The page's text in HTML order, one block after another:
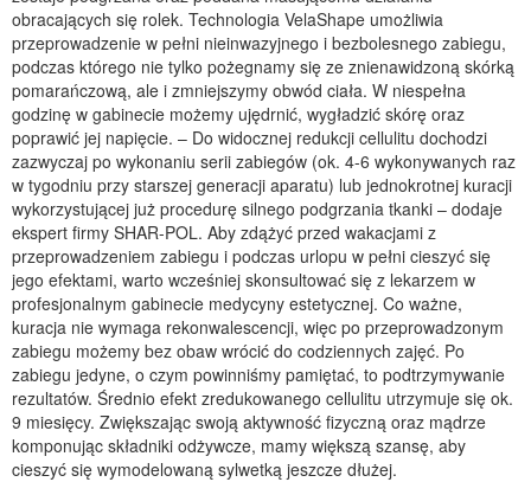
obracających się rolek. Technologia VelaShape umożliwia
przeprowadzenie w pełni nieinwazyjnego i bezbolesnego zabiegu,
podczas którego nie tylko pożegnamy się ze znienawidzoną skórką
pomarańczową, ale i zmniejszymy obwód ciała. W niespełna
godzinę w gabinecie możemy ujędrnić, wygładzić skórę oraz
poprawić jej napięcie. – Do widocznej redukcji cellulitu dochodzi
zazwyczaj po wykonaniu serii zabiegów (ok. 4-6 wykonywanych raz
w tygodniu przy starszej generacji aparatu) lub jednokrotnej kuracji
wykorzystującej już procedurę silnego podgrzania tkanki – dodaje
ekspert firmy SHAR-POL. Aby zdążyć przed wakacjami z
przeprowadzeniem zabiegu i podczas urlopu w pełni cieszyć się
jego efektami, warto wcześniej skonsultować się z lekarzem w
profesjonalnym gabinecie medycyny estetycznej. Co ważne,
kuracja nie wymaga rekonwalescencji, więc po przeprowadzonym
zabiegu możemy bez obaw wrócić do codziennych zajęć. Po
zabiegu jedyne, o czym powinniśmy pamiętać, to podtrzymywanie
rezultatów. Średnio efekt zredukowanego cellulitu utrzymuje się ok.
9 miesięcy. Zwiększając swoją aktywność fizyczną oraz mądrze
komponując składniki odżywcze, mamy większą szansę, aby
cieszyć się wymodelowaną sylwetką jeszcze dłużej.